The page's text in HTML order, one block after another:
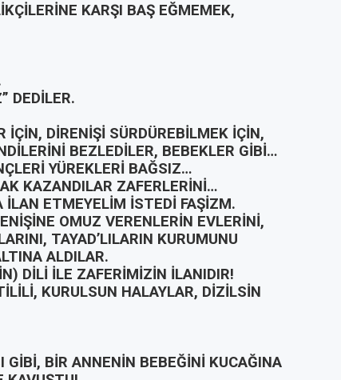
KARŞI BAŞ EĞMEMEK,
DEDİLER.
DİRENİŞİ SÜRDÜREBİLMEK İÇİN,
BEZLEDİLER, BEBEKLER GİBİ…
YÜREKLERİ BAĞSIZ…
KAZANDILAR ZAFERLERİNİ…
ETMEYELİM İSTEDİ FAŞİZM.
OMUZ VERENLERİN EVLERİNİ,
TAYAD’LILARIN KURUMUNU
ALDILAR.
DİLİ İLE ZAFERİMİZİN İLANIDIR!
KURULSUN HALAYLAR, DİZİLSİN
BİR ANNENİN BEBEĞİNİ KUCAĞINA